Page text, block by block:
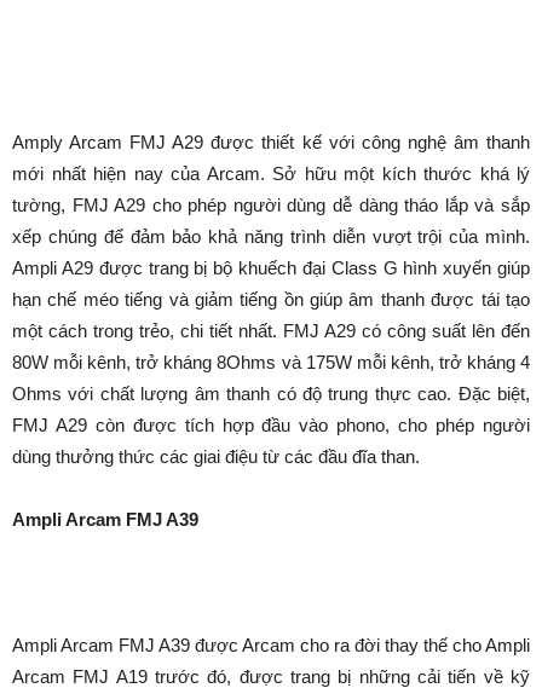
Amply Arcam FMJ A29 được thiết kế với công nghệ âm thanh
mới nhất hiện nay của Arcam. Sở hữu một kích thước khá lý
tường, FMJ A29 cho phép người dùng dễ dàng tháo lắp và sắp
xếp chúng để đảm bảo khả năng trình diễn vượt trội của mình.
Ampli A29 được trang bị bộ khuếch đại Class G hình xuyến giúp
hạn chế méo tiếng và giảm tiếng ồn giúp âm thanh được tái tạo
một cách trong trẻo, chi tiết nhất. FMJ A29 có công suất lên đến
80W mỗi kênh, trở kháng 8Ohms và 175W mỗi kênh, trở kháng 4
Ohms với chất lượng âm thanh có độ trung thực cao. Đặc biệt,
FMJ A29 còn được tích hợp đầu vào phono, cho phép người
dùng thưởng thức các giai điệu từ các đầu đĩa than.
Ampli Arcam FMJ A39
Ampli Arcam FMJ A39 được Arcam cho ra đời thay thế cho Ampli
Arcam FMJ A19 trước đó, được trang bị những cải tiến về kỹ